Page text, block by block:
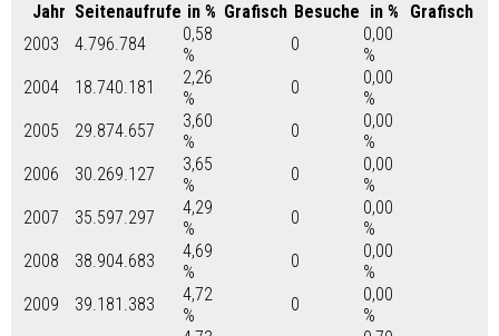
Jahr Seitenaufrufe in % Grafisch Besuche in %
Grafisch
2003
4.796.784
0,58
%
0
0,00
%
2004
18.740.181
2,26
%
0
0,00
%
2005
29.874.657
3,60
%
0
0,00
%
2006
30.269.127
3,65
%
0
0,00
%
2007
35.597.297
4,29
%
0
0,00
%
2008
38.904.683
4,69
%
0
0,00
%
2009
39.181.383
4,72
%
0
0,00
%